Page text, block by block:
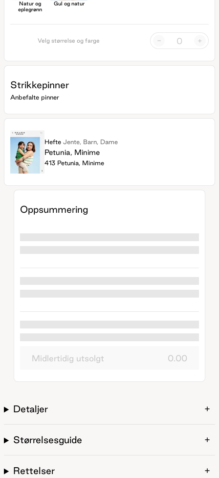
Natur og
eplegrønn
Gul og natur
Velg størrelse og farge - +
Strikkepinner
Anbefalte pinner
Hefte Jente, Barn, Dame
Petunia, Minime
413 Petunia, Minime
Oppsummering
Midlertidig utsolgt 0.00
Detaljer
Størrelsesguide
Rettelser